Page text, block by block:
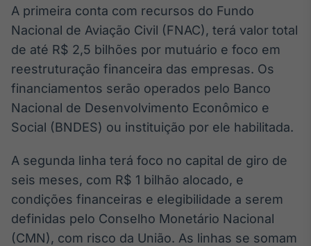
plataforma para
analisar fundos
de investimento
no Brasil
IA
Em breve
BroadFast
Em breve
A primeira conta com recursos do Fundo
Nacional de Aviação Civil (FNAC), terá valor total
de até R$ 2,5 bilhões por mutuário e foco em
reestruturação financeira das empresas. Os
financiamentos serão operados pelo Banco
Nacional de Desenvolvimento Econômico e
Social (BNDES) ou instituição por ele habilitada.
A segunda linha terá foco no capital de giro de
seis meses, com R$ 1 bilhão alocado, e
condições financeiras e elegibilidade a serem
definidas pelo Conselho Monetário Nacional
(CMN), com risco da União. As linhas se somam